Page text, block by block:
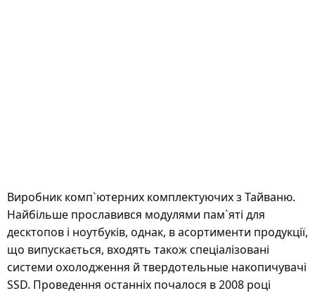
Виробник комп`ютерних комплектуючих з Тайваню.
Найбільше прославився модулями пам`яті для
десктопов і ноутбуків, однак, в асортименти продукції,
що випускається, входять також спеціалізовані
системи охолодження й твердотельные накопичувачі
SSD. Проведення останніх почалося в 2008 році